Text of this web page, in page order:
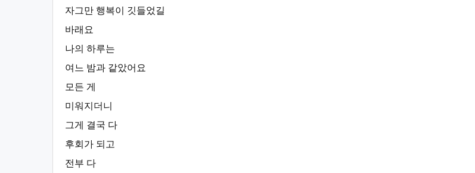
자그만 행복이 깃들었길
바래요
나의 하루는
여느 밤과 같았어요
모든 게
미워지더니
그게 결국 다
후회가 되고
전부 다